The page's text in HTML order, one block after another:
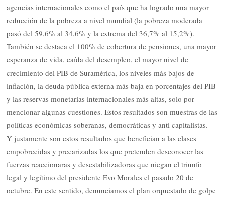
agencias internacionales como el país que ha logrado una mayor
reducción de la pobreza a nivel mundial (la pobreza moderada
pasó del 59,6% al 34,6% y la extrema del 36,7% al 15,2%).
También se destaca el 100% de cobertura de pensiones, una mayor
esperanza de vida, caída del desempleo, el mayor nivel de
crecimiento del PIB de Suramérica, los niveles más bajos de
inflación, la deuda pública externa más baja en porcentajes del PIB
y las reservas monetarias internacionales más altas, solo por
mencionar algunas cuestiones. Estos resultados son muestras de las
políticas económicas soberanas, democráticas y anti capitalistas.
Y justamente son estos resultados que benefician a las clases
empobrecidas y precarizadas los que pretenden desconocer las
fuerzas reaccionaras y desestabilizadoras que niegan el triunfo
legal y legítimo del presidente Evo Morales el pasado 20 de
octubre. En este sentido, denunciamos el plan orquestado de golpe